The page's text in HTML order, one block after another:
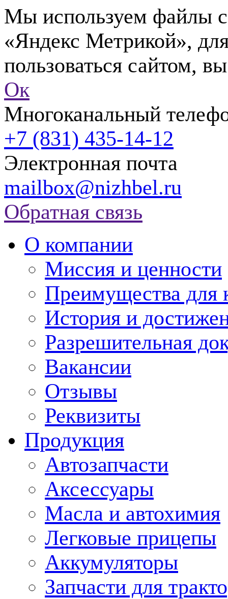
Мы используем файлы
«Яндекс Метрикой»,
пользоваться сайтом,
Ок
Многоканальный
+7 (831) 435-14-12
Электронная почта
mailbox@nizhbel.ru
Обратная связь
О компании
Миссия и ценности
Преимущества для
История и
Разрешительная
Вакансии
Отзывы
Реквизиты
Продукция
Автозапчасти
Аксессуары
Масла и автохимия
Легковые прицепы
Аккумуляторы
Запчасти для